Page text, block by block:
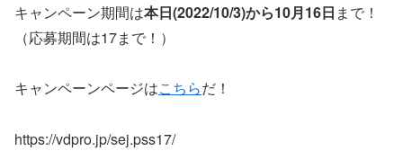
キャンペーン期間は本日(2022/10/3)から10月16日 まで！
（応募期間は17まで！）
キャンペーンページはこちらだ！
https://vdpro.jp/sej.pss17/